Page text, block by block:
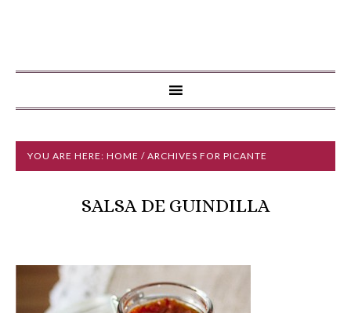
YOU ARE HERE: HOME / ARCHIVES FOR PICANTE
SALSA DE GUINDILLA